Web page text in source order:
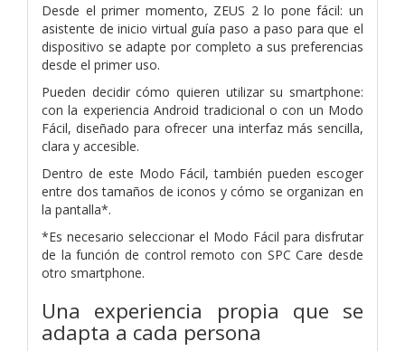
Desde el primer momento, ZEUS 2 lo pone fácil: un
asistente de inicio virtual guía paso a paso para que el
dispositivo se adapte por completo a sus preferencias
desde el primer uso.
Pueden decidir cómo quieren utilizar su smartphone:
con la experiencia Android tradicional o con un Modo
Fácil, diseñado para ofrecer una interfaz más sencilla,
clara y accesible.
Dentro de este Modo Fácil, también pueden escoger
entre dos tamaños de iconos y cómo se organizan en
la pantalla*.
*Es necesario seleccionar el Modo Fácil para disfrutar
de la función de control remoto con SPC Care desde
otro smartphone.
Una experiencia propia que se
adapta a cada persona